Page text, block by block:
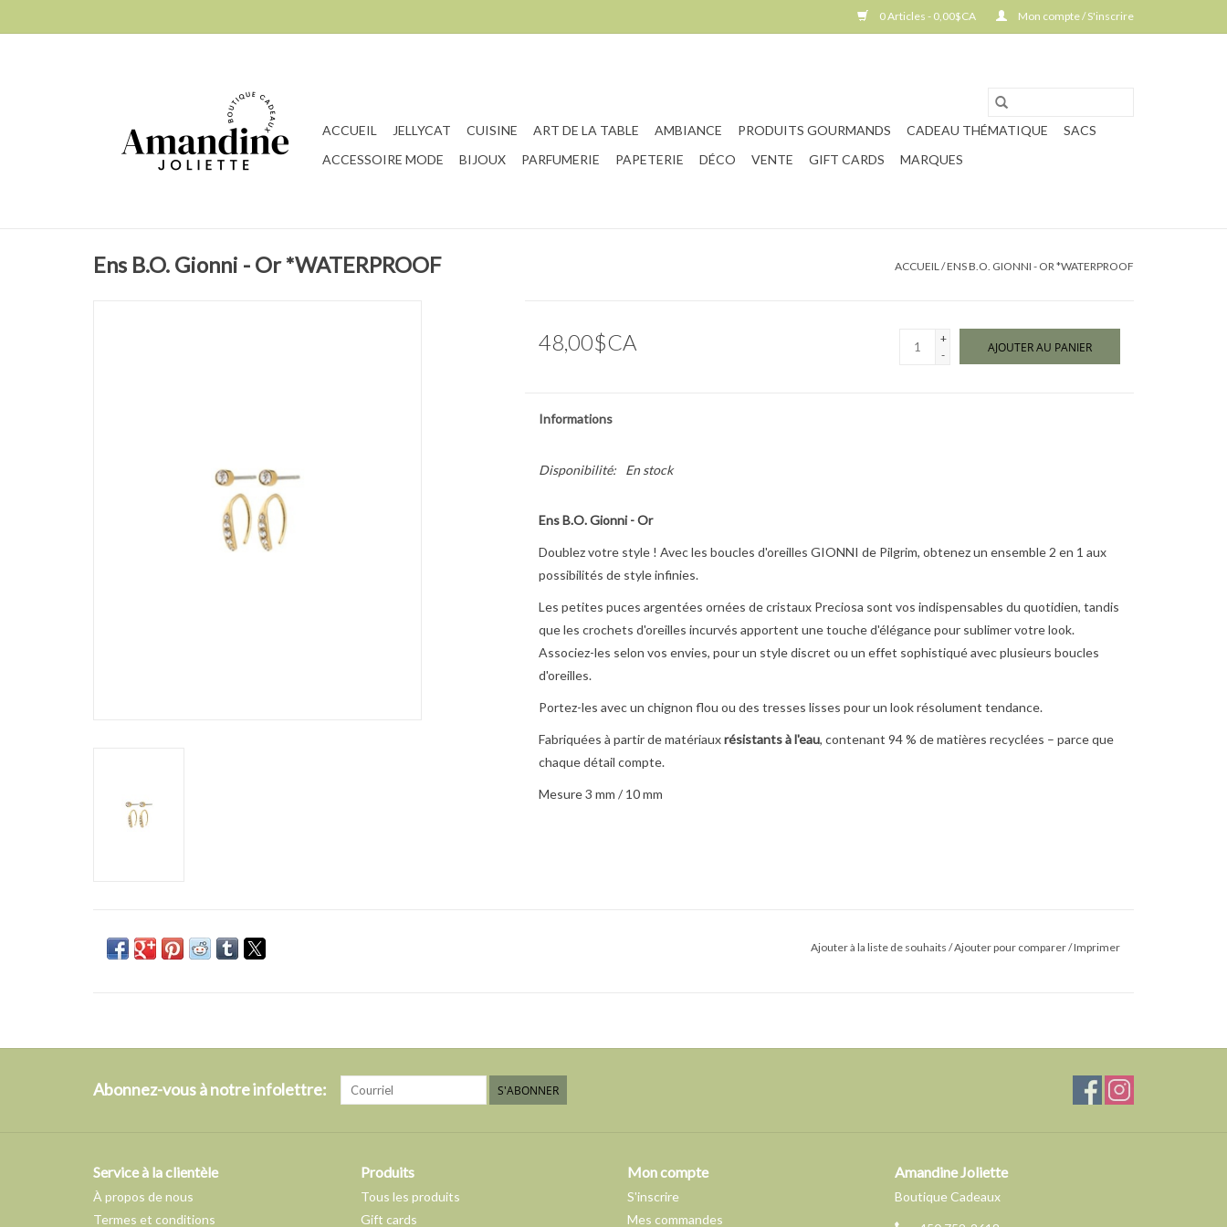
0 Articles - 0,00$CA Mon compte / S'inscrire
ACCUEIL JELLYCAT CUISINE ART DE LA TABLE AMBIANCE PRODUITS GOURMANDS CADEAU THÉMATIQUE
SACS
ACCESSOIRE MODE
BIJOUX PARFUMERIE PAPETERIE DÉCO VENTE GIFT CARDS MARQUES
Ens B.O. Gionni - Or *WATERPROOF ACCUEIL/ENS B.O. GIONNI - OR *WATERPROOF
48,00$CA
+
-
AJOUTER AU PANIER
Informations
Disponibilité: En stock
Ens B.O. Gionni - Or
Doublez votre style ! Avec les boucles d'oreilles GIONNI de Pilgrim, obtenez un ensemble 2 en 1 aux
possibilités de style infinies.
Les petites puces argentées ornées de cristaux Preciosa sont vos indispensables du quotidien, tandis
que les crochets d'oreilles incurvés apportent une touche d'élégance pour sublimer votre look.
Associez-les selon vos envies, pour un style discret ou un effet sophistiqué avec plusieurs boucles
d'oreilles.
Portez-les avec un chignon flou ou des tresses lisses pour un look résolument tendance.
Fabriquées à partir de matériauxrésistants à l'eau, contenant 94 % de matières recyclées – parce que
chaque détail compte.
Mesure 3 mm / 10 mm
Ajouter à la liste de souhaits /Ajouter pour comparer/Imprimer
Abonnez-vous à notre infolettre: S'ABONNER
Service à la clientèle
À propos de nous
Termes et conditions
Produits
Tous les produits
Gift cards
Mon compte
S'inscrire
Mes commandes
Amandine Joliette
Boutique Cadeaux